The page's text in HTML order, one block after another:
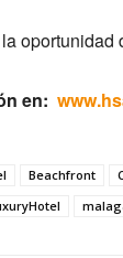
oportunidad
en:
Beachfront